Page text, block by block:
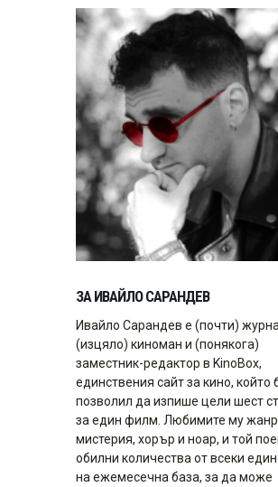
ЗА ИВАЙЛО САРАНДЕВ
Ивайло Сарандев е (почти)
(изцяло) киноман и (понякога)
заместник-редактор в KinoBox,
единствения сайт за кино, който
позволил да изпише цели шест
за един филм. Любимите му
мистерия, хорър и ноар, и той
обилни количества от всеки един
на ежемесечна база, за да може